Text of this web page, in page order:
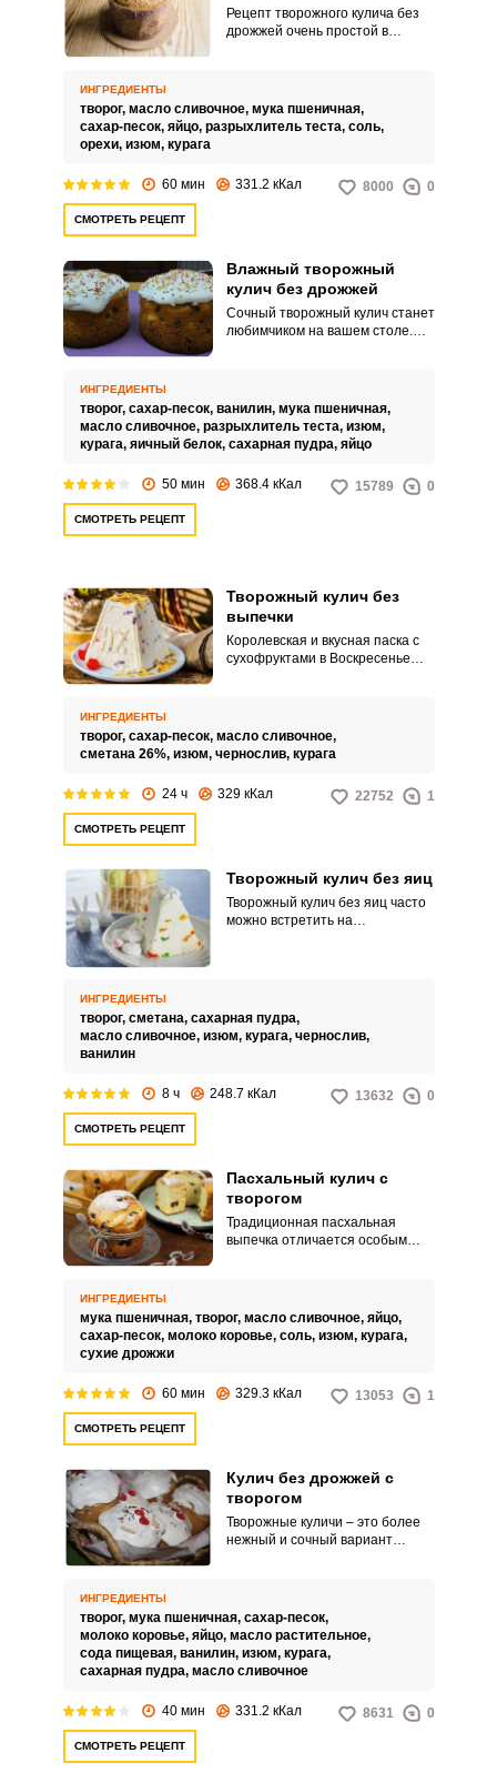
Рецепт творожного кулича без
дрожжей очень простой в
ИНГРЕДИЕНТЫ
творог, масло сливочное, мука пшеничная,
сахар-песок, яйцо, разрыхлитель теста, соль,
орехи, изюм, курага
60 мин 331.2 кКал 8000 0
СМОТРЕТЬ РЕЦЕПТ
Влажный творожный
кулич без дрожжей
Сочный творожный кулич станет
любимчиком на вашем столе.
ИНГРЕДИЕНТЫ
творог, сахар-песок, ванилин, мука пшеничная,
масло сливочное, разрыхлитель теста, изюм,
курага, яичный белок, сахарная пудра, яйцо
50 мин 368.4 кКал 15789 0
СМОТРЕТЬ РЕЦЕПТ
Творожный кулич без
выпечки
Королевская и вкусная паска с
сухофруктами в Воскресенье
составит труда.
ИНГРЕДИЕНТЫ
творог, сахар-песок, масло сливочное,
сметана 26%, изюм, чернослив, курага
24 ч 329 кКал 22752 1
СМОТРЕТЬ РЕЦЕПТ
Творожный кулич без яиц
Творожный кулич без яиц часто
можно встретить на
ИНГРЕДИЕНТЫ
творог, сметана, сахарная пудра,
масло сливочное, изюм, курага, чернослив,
ванилин
8 ч 248.7 кКал 13632 0
СМОТРЕТЬ РЕЦЕПТ
Пасхальный кулич с
творогом
Традиционная пасхальная
выпечка отличается особым
ИНГРЕДИЕНТЫ
мука пшеничная, творог, масло сливочное, яйцо,
сахар-песок, молоко коровье, соль, изюм, курага,
сухие дрожжи
60 мин 329.3 кКал 13053 1
СМОТРЕТЬ РЕЦЕПТ
Кулич без дрожжей с
творогом
Творожные куличи – это более
нежный и сочный вариант
сэкономить ваше время, так как
не придется ждать подхода
опары.
ИНГРЕДИЕНТЫ
творог, мука пшеничная, сахар-песок,
молоко коровье, яйцо, масло растительное,
сода пищевая, ванилин, изюм, курага,
сахарная пудра, масло сливочное
40 мин 331.2 кКал 8631 0
СМОТРЕТЬ РЕЦЕПТ